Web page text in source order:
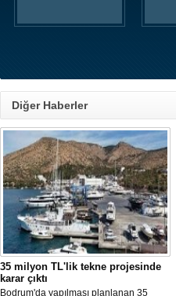
Diğer Haberler
35 milyon TL'lik tekne projesinde
karar çıktı
Bodrum'da yapılması planlanan 35